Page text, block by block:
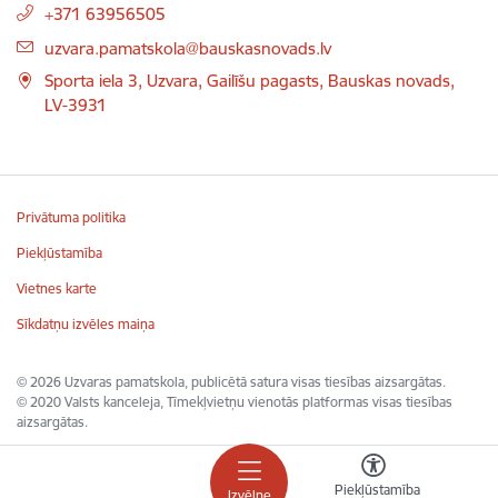
Piekļūstamība
+371 63956505
uzvara.pamatskola@bauskasnovads.lv
Sporta iela 3, Uzvara, Gailīšu pagasts, Bauskas novads,
LV-3931
© 2026 Uzvaras pamatskola, publicētā satura visas tiesības aizsargātas.
© 2020 Valsts kanceleja, Tīmekļvietņu vienotās platformas visas tiesības
aizsargātas.
Privātuma politika
Piekļūstamība
Vietnes karte
Sīkdatņu izvēles maiņa